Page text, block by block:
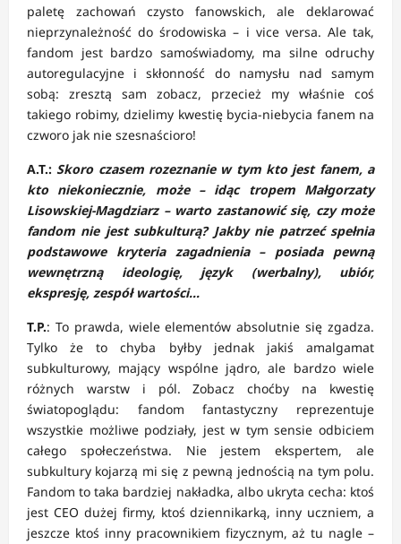
paletę zachowań czysto fanowskich, ale deklarować
nieprzynależność do środowiska – i vice versa. Ale tak,
fandom jest bardzo samoświadomy, ma silne odruchy
autoregulacyjne i skłonność do namysłu nad samym
sobą: zresztą sam zobacz, przecież my właśnie coś
takiego robimy, dzielimy kwestię bycia-niebycia fanem na
czworo jak nie szesnaścioro!
A.T.: Skoro czasem rozeznanie w tym kto jest fanem, a
kto niekoniecznie, może – idąc tropem Małgorzaty
Lisowskiej-Magdziarz – warto zastanowić się, czy może
fandom nie jest subkulturą? Jakby nie patrzeć spełnia
podstawowe kryteria zagadnienia – posiada pewną
wewnętrzną ideologię, język (werbalny), ubiór,
ekspresję, zespół wartości…
T.P.: To prawda, wiele elementów absolutnie się zgadza.
Tylko że to chyba byłby jednak jakiś amalgamat
subkulturowy, mający wspólne jądro, ale bardzo wiele
różnych warstw i pól. Zobacz choćby na kwestię
światopoglądu: fandom fantastyczny reprezentuje
wszystkie możliwe podziały, jest w tym sensie odbiciem
całego społeczeństwa. Nie jestem ekspertem, ale
subkultury kojarzą mi się z pewną jednością na tym polu.
Fandom to taka bardziej nakładka, albo ukryta cecha: ktoś
jest CEO dużej firmy, ktoś dziennikarką, inny uczniem, a
jeszcze ktoś inny pracownikiem fizycznym, aż tu nagle –